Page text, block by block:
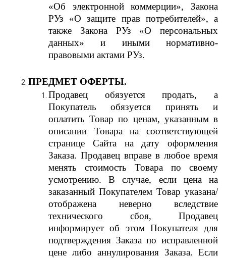
«Об электронной коммерции», Закона
РУз «О защите прав потребителей», а
также Закона РУз «О персональных
данных» и иными нормативно-
правовыми актами РУз.
ПРЕДМЕТ ОФЕРТЫ.
Продавец обязуется продать, а
Покупатель обязуется принять и
оплатить Товар по ценам, указанным в
описании Товара на соответствующей
странице Сайта на дату оформления
Заказа. Продавец вправе в любое время
менять стоимость Товара по своему
усмотрению. В случае, если цена на
заказанный Покупателем Товар указана/
отображена неверно вследствие
технического сбоя, Продавец
информирует об этом Покупателя для
подтверждения Заказа по исправленной
цене либо аннулирования Заказа. Если